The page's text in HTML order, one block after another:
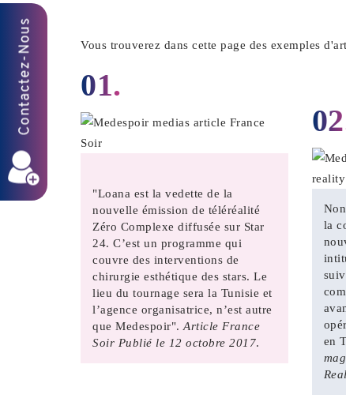
Vous trouverez dans cette page des exemples
01.
"Loana est la vedette de la
nouvelle émission de téléréalité
Zéro Complexe diffusée sur Star
24. C’est un programme qui
couvre des interventions de
chirurgie esthétique des stars. Le
lieu du tournage sera la Tunisie et
l’agence organisatrice, n’est autre
que Medespoir". Article France
Soir Publié le 12 octobre 2017.
la
en